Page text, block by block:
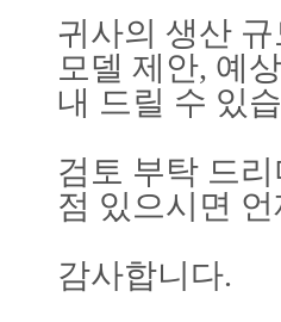
귀사의 생산
모델 제안, 예
내 드릴 수 있
검토 부탁 드
점 있으시면
감사합니다.